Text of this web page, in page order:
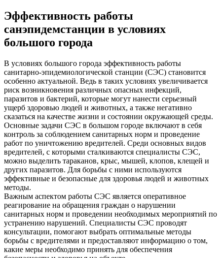
Эффективность работы
санэпидемстанции в условиях
большого города
В условиях большого города эффективность работы
санитарно-эпидемиологической станции (СЭС) становится
особенно актуальной. Ведь в таких условиях увеличивается
риск возникновения различных опасных инфекций,
паразитов и бактерий, которые могут нанести серьезный
ущерб здоровью людей и животных, а также негативно
сказаться на качестве жизни и состоянии окружающей среды.
Основные задачи СЭС в большом городе включают в себя
контроль за соблюдением санитарных норм и проведение
работ по уничтожению вредителей. Среди основных видов
вредителей, с которыми сталкиваются специалисты СЭС,
можно выделить тараканов, крыс, мышей, клопов, клещей и
других паразитов. Для борьбы с ними используются
эффективные и безопасные для здоровья людей и животных
методы.
Важным аспектом работы СЭС является оперативное
реагирование на обращения граждан о нарушении
санитарных норм и проведении необходимых мероприятий по
устранению нарушений. Специалисты СЭС проводят
консультации, помогают выбрать оптимальные методы
борьбы с вредителями и предоставляют информацию о том,
какие меры необходимо принять для обеспечения